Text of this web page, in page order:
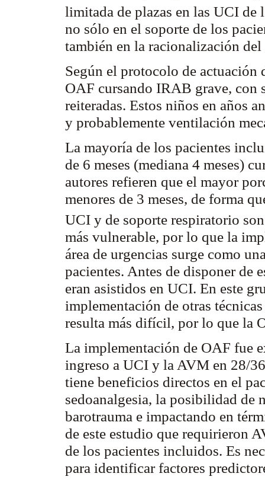
limitada de plazas en las UCI de
no sólo en el soporte de los
también en la racionalización
Según el protocolo de actuación
OAF cursando IRAB grave, con
reiteradas. Estos niños en años
y probablemente ventilación
La mayoría de los pacientes
de 6 meses (mediana 4 meses)
autores refieren que el mayor
menores de 3 meses, de forma
UCI y de soporte respiratorio
más vulnerable, por lo que la
área de urgencias surge como
pacientes. Antes de disponer de
eran asistidos en UCI. En este
implementación de otras
resulta más difícil, por lo que la
La implementación de OAF fue
ingreso a UCI y la AVM en 28/
tiene beneficios directos en el
sedoanalgesia, la posibilidad de
barotrauma e impactando en
de este estudio que requirieron
de los pacientes incluidos. Es
para identificar factores